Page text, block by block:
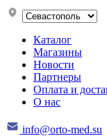
Каталог
Магазины
Новости
Партнеры
Оплата и
О нас
info@orto-med.su